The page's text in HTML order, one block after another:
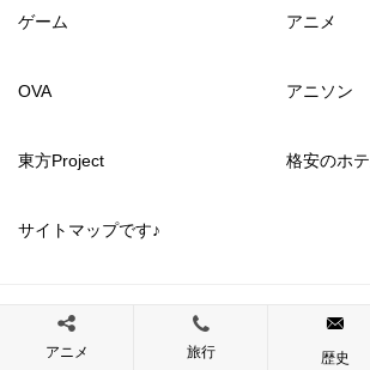
ゲーム アニメ
OVA アニソン
東方Project 格安のホ
サイトマップです♪
© 2017 いっぱいゲームを楽しもう
アニメ 旅行 歴史